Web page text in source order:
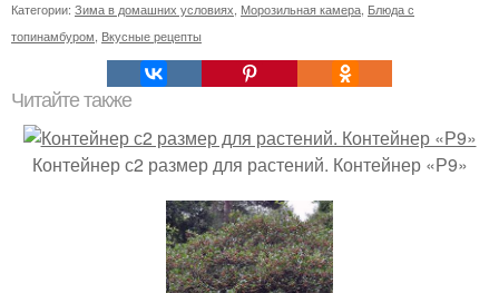
Категории: Зима в домашних условиях Морозильная камера Блюда с
топинамбуром Вкусные рецепты
Читайте также
Контейнер с2 размер для растений. Контейнер «Р9»